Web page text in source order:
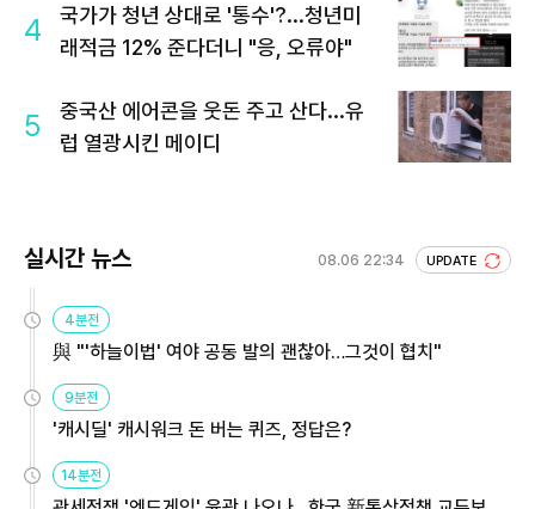
4
국가가 청년 상대로 '통수'?...청년미
래적금 12% 준다더니 "응, 오류야"
5
중국산 에어콘을 웃돈 주고 산다...유
럽 열광시킨 메이디
실시간 뉴스 08.06 22:34 UPDATE
4분전
與 "'하늘이법' 여야 공동 발의 괜찮아…그것이 협치"
9분전
'캐시딜' 캐시워크 돈 버는 퀴즈, 정답은?
14분전